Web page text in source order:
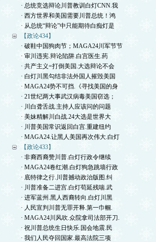
· 总统竞选辩论川普教训白灯CNN.我
· 西方世界和美国需要川普总统！鸿
· 从总统“辩论”中只能期待白痴灯是
【政论434】
· 破鞋中国狗肉节；MAGA24川军节节
· 审川违宪.辩论陷阱.白宫医生.药
· 共产主义=打倒美国.大选辩论不会
· 白灯川黑勾结非法外国人摧毁美国
· MAGA24势不可挡.《寻找美国的身
· 21世纪两大事武汉病毒美国窃选；
· 川白聋舌战.主持人应该问的问题
· 美妹精解川白战.24大选是世界大
· 川普美国常识返回白宫.重建纽约
· MAGA24.让黑人美国再次伟大.白灯
【政论433】
· 非裔西裔赞川普.白灯行政令继续
· MAGA24卷红潮.白灯狗急跳墙行政
· 底特律之行.川普撼动政治版图.纠
· 川普准备二进宫.白灯苟延残喘.武
· 进军蓝州.黑人西裔转向.白灯川黑
· 人民宣判川普无罪开释.第一巾帼.
· MAGA24川风吹.众院拿司法部开刀.
· 祝川普总统生日快乐.国会地震.民
· 我们人民夺回国家.最高法院三项